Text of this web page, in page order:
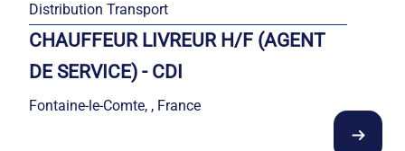
Distribution Transport
CHAUFFEUR LIVREUR H/F (AGENT
DE SERVICE) - CDI
Fontaine-le-Comte, , France